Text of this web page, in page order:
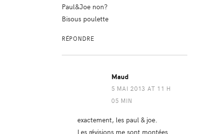
Paul&Joe non?
Bisous poulette
RÉPONDRE
Maud
5 MAI 2013 AT 11 H
05 MIN
exactement, les paul & joe.
Les révisions me sont montées